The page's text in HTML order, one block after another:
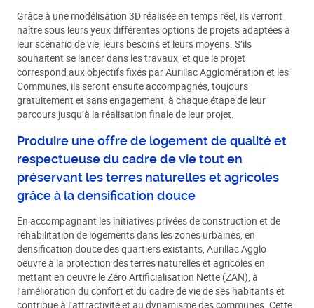
Grâce à une modélisation 3D réalisée en temps réel, ils verront
naître sous leurs yeux différentes options de projets adaptées à
leur scénario de vie, leurs besoins et leurs moyens. S’ils
souhaitent se lancer dans les travaux, et que le projet
correspond aux objectifs fixés par Aurillac Agglomération et les
Communes, ils seront ensuite accompagnés, toujours
gratuitement et sans engagement, à chaque étape de leur
parcours jusqu’à la réalisation finale de leur projet.
Produire une offre de logement de qualité et
respectueuse du cadre de vie tout en
préservant les terres naturelles et agricoles
grâce à la densification douce
En accompagnant les initiatives privées de construction et de
réhabilitation de logements dans les zones urbaines, en
densification douce des quartiers existants, Aurillac Agglo
oeuvre à la protection des terres naturelles et agricoles en
mettant en oeuvre le Zéro Artificialisation Nette (ZAN), à
l’amélioration du confort et du cadre de vie de ses habitants et
contribue à l’attractivité et au dynamisme des communes. Cette